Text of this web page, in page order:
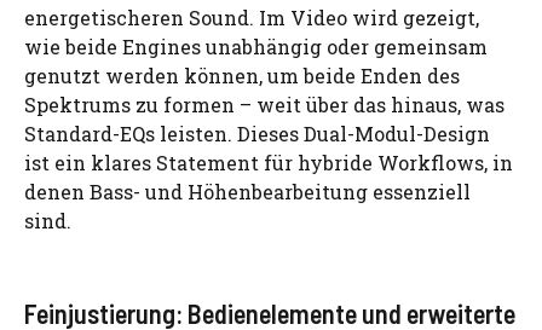
energetischeren Sound. Im Video wird gezeigt,
wie beide Engines unabhängig oder gemeinsam
genutzt werden können, um beide Enden des
Spektrums zu formen – weit über das hinaus, was
Standard-EQs leisten. Dieses Dual-Modul-Design
ist ein klares Statement für hybride Workflows, in
denen Bass- und Höhenbearbeitung essenziell
sind.
Feinjustierung: Bedienelemente und erweiterte